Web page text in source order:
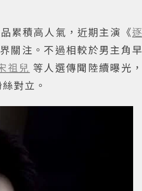
累積高人氣，近期主演《逐
關注。不過相較於男主角早
祖兒 等人選傳聞陸續曝光，
對立。